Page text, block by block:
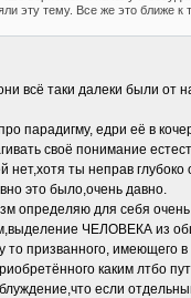
эту тему. Все же это ближе к
всё таки далеки были от
парадигму, едри её в
своё понимание
нет,хотя ты неправ
это было,очень давно.
определяю для себя очень
ЧЕЛОВЕКА из
то призванного, имеющего
каким лтбо
если